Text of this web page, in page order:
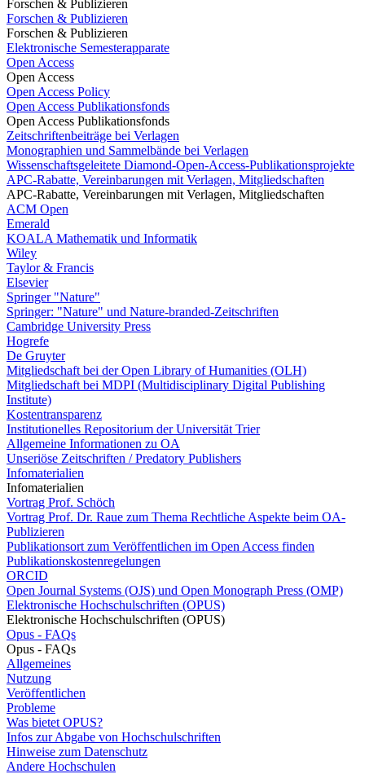
Forschen & Publizieren
Forschen & Publizieren
Forschen & Publizieren
Elektronische Semesterapparate
Open Access
Open Access
Open Access Policy
Open Access Publikationsfonds
Open Access Publikationsfonds
Zeitschriftenbeiträge bei Verlagen
Monographien und Sammelbände bei Verlagen
Wissenschaftsgeleitete Diamond-Open-Access-Publikationsprojekte
APC-Rabatte, Vereinbarungen mit Verlagen, Mitgliedschaften
APC-Rabatte, Vereinbarungen mit Verlagen, Mitgliedschaften
ACM Open
Emerald
KOALA Mathematik und Informatik
Wiley
Taylor & Francis
Elsevier
Springer "Nature"
Springer: "Nature" und Nature-branded-Zeitschriften
Cambridge University Press
Hogrefe
De Gruyter
Mitgliedschaft bei der Open Library of Humanities (OLH)
Mitgliedschaft bei MDPI (Multidisciplinary Digital Publishing
Institute)
Kostentransparenz
Institutionelles Repositorium der Universität Trier
Allgemeine Informationen zu OA
Unseriöse Zeitschriften / Predatory Publishers
Infomaterialien
Infomaterialien
Vortrag Prof. Schöch
Vortrag Prof. Dr. Raue zum Thema Rechtliche Aspekte beim OA-
Publizieren
Publikationsort zum Veröffentlichen im Open Access finden
Publikationskostenregelungen
ORCID
Open Journal Systems (OJS) und Open Monograph Press (OMP)
Elektronische Hochschulschriften (OPUS)
Elektronische Hochschulschriften (OPUS)
Opus - FAQs
Opus - FAQs
Allgemeines
Nutzung
Veröffentlichen
Probleme
Was bietet OPUS?
Infos zur Abgabe von Hochschulschriften
Hinweise zum Datenschutz
Andere Hochschulen